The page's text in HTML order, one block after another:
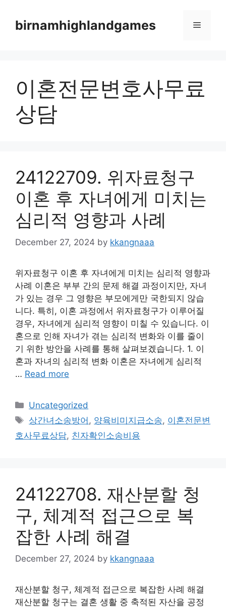
contentbirnamhighlandgames Menu
이혼전문변호사무료
상담
24122709. 위자료청구
이혼 후 자녀에게 미치는
심리적 영향과 사례
December 27, 2024 by kkangnaaa
위자료청구 이혼 후 자녀에게 미치는 심리적 영향과
사례 이혼은 부부 간의 문제 해결 과정이지만, 자녀
가 있는 경우 그 영향은 부모에게만 국한되지 않습
니다. 특히, 이혼 과정에서 위자료청구가 이루어질
경우, 자녀에게 심리적 영향이 미칠 수 있습니다. 이
혼으로 인해 자녀가 겪는 심리적 변화와 이를 줄이
기 위한 방안을 사례를 통해 살펴보겠습니다. 1. 이
혼과 자녀의 심리적 변화 이혼은 자녀에게 심리적
… Read more
Categories
Uncategorized
Tags
상간녀소송방어 , 양육비미지급소송, 이혼전문변
호사무료상담, 친자확인소송비용
24122708. 재산분할 청
구, 체계적 접근으로 복
잡한 사례 해결
December 27, 2024 by kkangnaaa
재산분할 청구, 체계적 접근으로 복잡한 사례 해결
재산분할 청구는 결혼 생활 중 축적된 자산을 공정